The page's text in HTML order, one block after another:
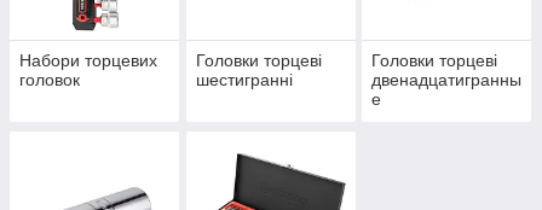
Набори торцевих
головок
Головки торцеві
шестигранні
Головки торцеві
двенадцатигранны
е